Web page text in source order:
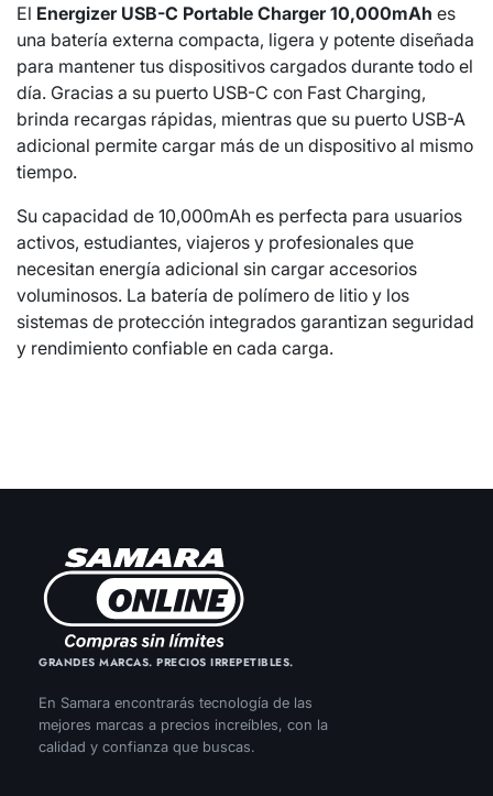
El Energizer USB-C Portable Charger 10,000mAh es
una batería externa compacta, ligera y potente diseñada
para mantener tus dispositivos cargados durante todo el
día. Gracias a su puerto USB-C con Fast Charging,
brinda recargas rápidas, mientras que su puerto USB-A
adicional permite cargar más de un dispositivo al mismo
tiempo.
Su capacidad de 10,000mAh es perfecta para usuarios
activos, estudiantes, viajeros y profesionales que
necesitan energía adicional sin cargar accesorios
voluminosos. La batería de polímero de litio y los
sistemas de protección integrados garantizan seguridad
y rendimiento confiable en cada carga.
GRANDES MARCAS. PRECIOS IRREPETIBLES.
En Samara encontrarás tecnología de las
mejores marcas a precios increíbles, con la
calidad y confianza que buscas.